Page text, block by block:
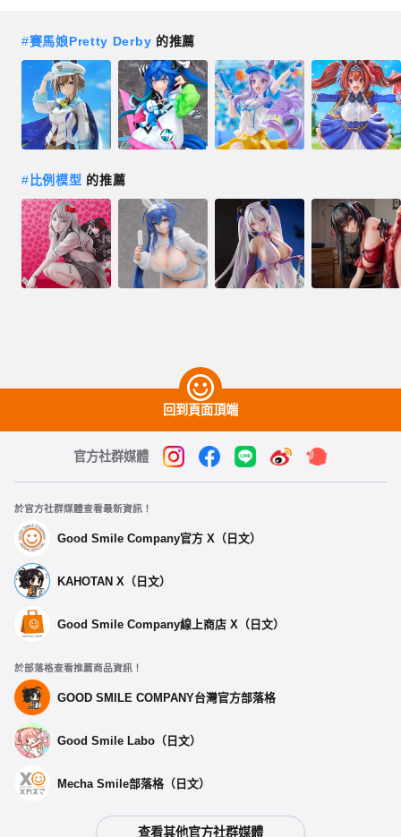
#賽馬娘Pretty Derby 的推薦
# 比例模型 的推薦
回到頁面頂端
官方社群媒體
於官方社群媒體查看最新資訊！
Good Smile Company官方 X（日文）
KAHOTAN X（日文）
Good Smile Company線上商店 X（日文）
於部落格查看推薦商品資訊！
GOOD SMILE COMPANY台灣官方部落格
Good Smile Labo（日文）
Mecha Smile部落格（日文）
查看其他官方社群媒體